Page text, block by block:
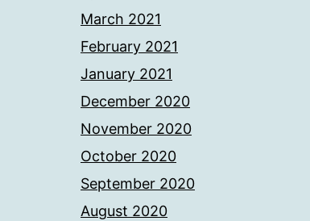
March 2021
February 2021
January 2021
December 2020
November 2020
October 2020
September 2020
August 2020